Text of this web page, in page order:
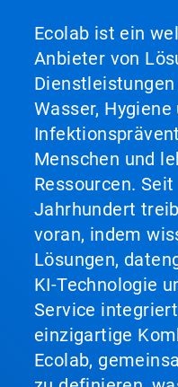
Ecolab ist ein
Anbieter von
Wasser, Hygiene
Menschen und
Ressourcen.
Jahrhundert
voran, indem
Lösungen,
KI-Technologie
Service
einzigartige
Ecolab,